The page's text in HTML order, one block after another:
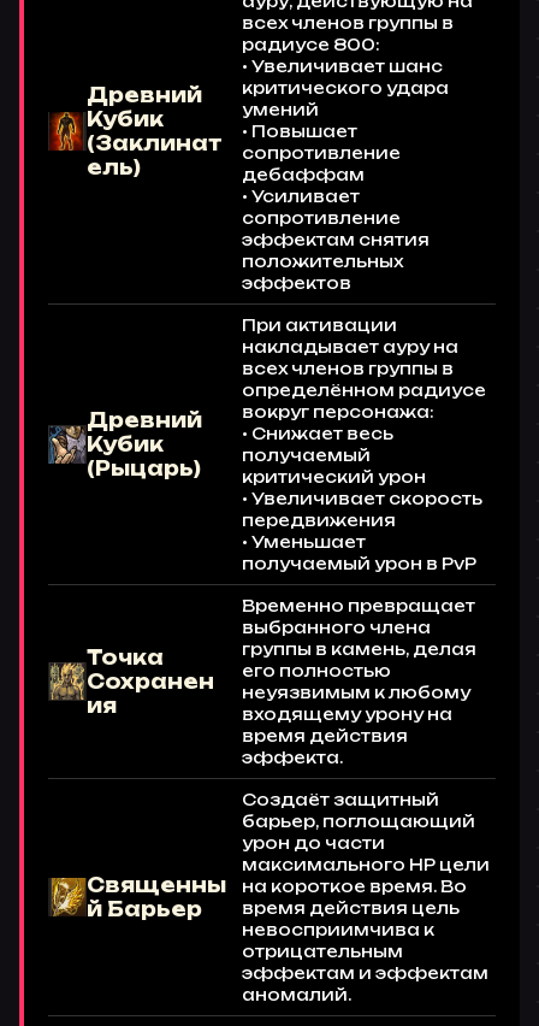
Древний
Кубик
(Заклинат
ель)
всех членов группы в
радиусе 800:
• Увеличивает шанс
критического удара
умений
• Повышает
сопротивление
дебаффам
• Усиливает
сопротивление
эффектам снятия
положительных
эффектов
Древний
Кубик
(Рыцарь)
При активации
накладывает ауру на
всех членов группы в
определённом радиусе
вокруг персонажа:
• Снижает весь
получаемый
критический урон
• Увеличивает скорость
передвижения
• Уменьшает
получаемый урон в PvP
Точка
Сохранен
ия
Временно превращает
выбранного члена
группы в камень, делая
его полностью
неуязвимым к любому
входящему урону на
время действия
эффекта.
Священны
й Барьер
Создаёт защитный
барьер, поглощающий
урон до части
максимального HP цели
на короткое время. Во
время действия цель
невосприимчива к
отрицательным
эффектам и эффектам
аномалий.